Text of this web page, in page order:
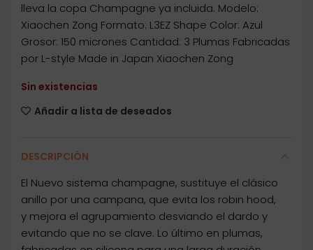
lleva la copa Champagne ya incluida. Modelo:
Xiaochen Zong Formato: L3EZ Shape Color: Azul
Grosor: 150 micrones Cantidad: 3 Plumas Fabricadas
por L-style Made in Japan Xiaochen Zong
Sin existencias
Añadir a lista de deseados
DESCRIPCIÓN
El Nuevo sistema champagne, sustituye el clásico
anillo por una campana, que evita los robin hood,
y mejora el agrupamiento desviando el dardo y
evitando que no se clave. Lo último en plumas,